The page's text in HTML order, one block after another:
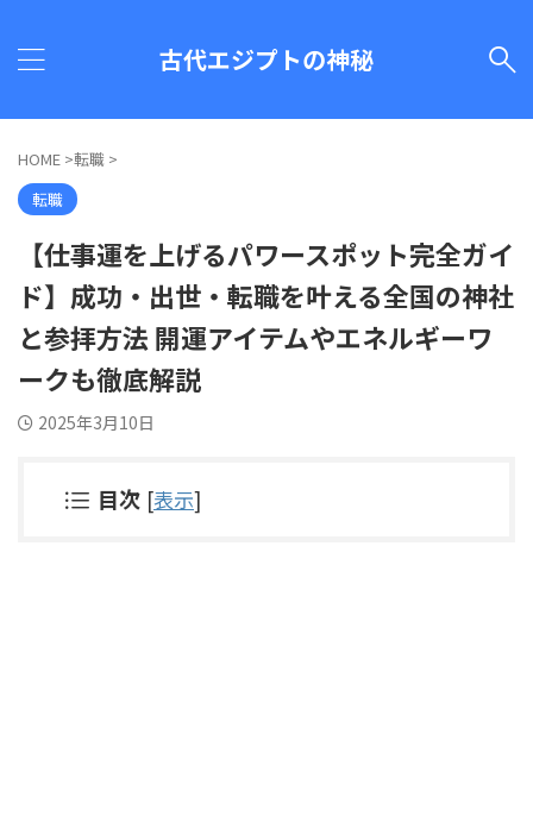
古代エジプトの神秘
HOME >転職 >
転職
【仕事運を上げるパワースポット完全ガイ
ド】成功・出世・転職を叶える全国の神社
と参拝方法 開運アイテムやエネルギーワ
ークも徹底解説
2025年3月10日
目次 [表示]